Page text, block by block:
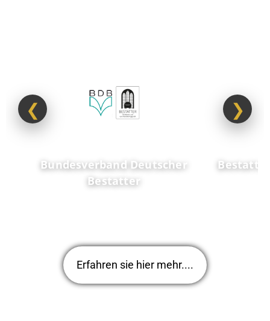
❮ ❯
Bundesverband Deutscher
Bestatter
Erfahren sie hier mehr....